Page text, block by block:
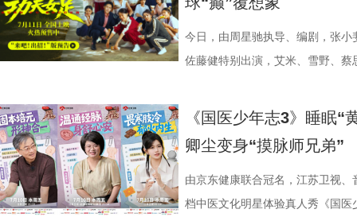
似乎和刚进入第一轮循环的杰丝
集章活动，影迷们踊跃参与，将这
浸观影 首批观众口碑出炉 19时17
轮回噩梦。漆黑封闭的影厅完美
轮内部空旷幽深的窒息氛围，在
影院观看《恐怖游轮》的体验，
果还是相应的沉浸感，都令我感慨
单实用的养肾方法，等待国医少
边玩边学 护肾求真挑战正式开启
搭配等内容，为大家分享实用健
验了针灸调理，在轻松欢乐的氛
些容易被忽视的身体提醒？锁定
年志3》，更多关于护肾与健康生
5.jpg 图片6 (1).jpg 藏在桉树叶下
节目出圈密码，贯穿全季的亲情
的情感内核。观众们被片中细腻
分开后仍隔着围栏不停呼唤、四
限，诞下全球唯一海外存活考拉
杀”，从初见胆怯到晚年细心照料
羁绊。 图片7.jpg 图片8 (1).jpg 除
直接拿了地狱难度剧本？！对手
一环套一环……她们能否靠功夫在
启为期五天的全国路演，主创团
戏，脑洞大开点燃爆笑赛
情投入，在一次次的尝试中挖掘
用标志性的无厘头表演为演员打
反复调整，帮助全组迅速进入“星
今日，由周星驰执导、编剧，张
佐藤健特别出演，艾米、雪野、
式上映。随着“至尊无敌杯”赛事
“至尊无敌杯”开赛在即，一众顶
此时的女足队员们开局直接拿了
在层层施压，赛场诡计一环套一
《国医少年志3》睡眠“
卿尘变身“摸脉师兄弟”
由京东健康联合冠名，江苏卫视
档中医文化明星体验真人秀《国